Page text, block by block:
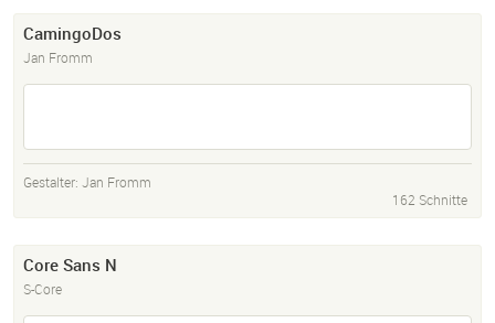
CamingoDos
Jan Fromm
Gestalter: Jan Fromm
162 Schnitte
Core Sans N
S-Core